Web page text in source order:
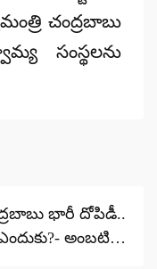
చంద్రబాబు
సంస్థలను
భారీ దోపిడీ..
అంబటి